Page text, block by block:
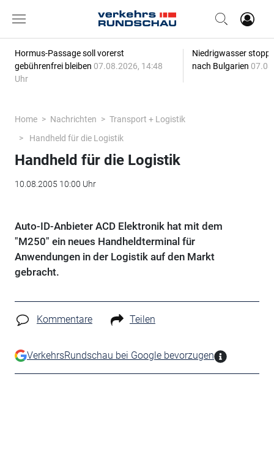
Hormus-Passage soll vorerst
gebührenfrei bleiben 07.08.2026, 14:48
Uhr
Niedrigwasser
nach Bulgarien
Home Nachrichten
Transport + Logistik
Handheld für die Logistik
Handheld für die Logistik
10.08.2005 10:00 Uhr
Auto-ID-Anbieter ACD Elektronik hat mit dem
"M250" ein neues Handheldterminal für
Anwendungen in der Logistik auf den Markt
gebracht.
Kommentare Teilen
VerkehrsRundschau bei Google bevorzugen